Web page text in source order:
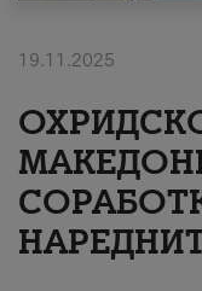
#ПодобарОнлајн
19.11.2025